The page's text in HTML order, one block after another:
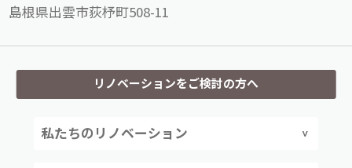
島根県出雲市荻杼町508-11
リノベーションをご検討の方へ
私たちのリノベーション